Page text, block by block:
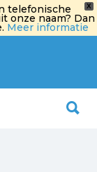
X
telefonische
onze naam? Dan
Meer informatie